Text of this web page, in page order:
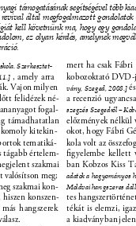
Szerkesztet-
, amely arra
Vajon milyen
felidézek né-
fogal-
támadhatatlan
komoly kitekin-
tematiká-
tágabb értelem-
szakmai
valósítson meg;
szakmai kon-
konszen-
hangszerek
mert ha csak
kobozoktató
vány, Szeged, 2008.]
a recenzió
szegzés Szegedről –
előzmények nélkül
okot, hogy Fábri
kola volt az
ﬁgyelembe kellett
ban Kobzos Kiss
adatok a hagyományos
Moldvai hangszeres
tes
tékát is elemzi,
a kiadványban
támogatásának segítségével több
által megfogalmazott gondolatok
kell követnünk ma, hogy egy
ez olyan kérdés, amelynek